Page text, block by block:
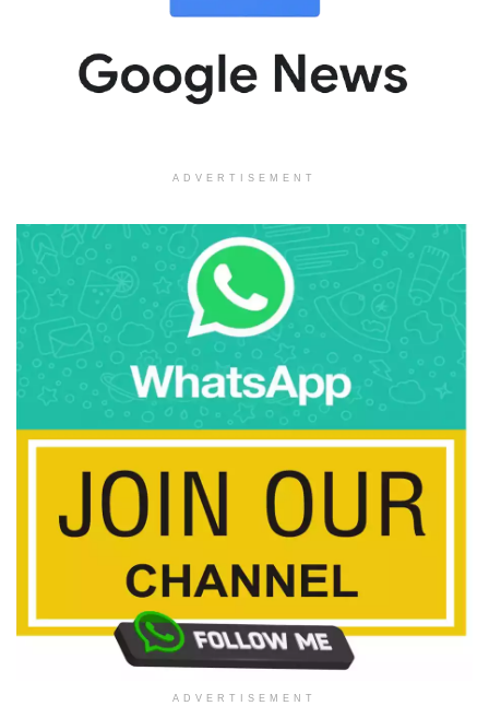
ADVERTISEMENT
ADVERTISEMENT